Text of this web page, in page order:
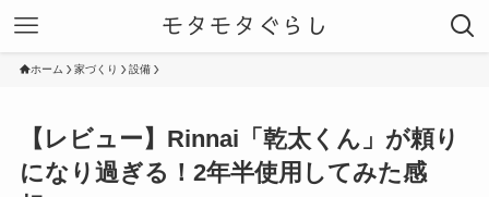
モタモタぐらし
ホーム 家づくり 設備
【レビュー】Rinnai「乾太くん」が頼り
になり過ぎる！2年半使用してみた感